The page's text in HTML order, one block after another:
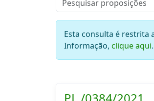
Esta consulta é restrita
Informação, clique aqui.